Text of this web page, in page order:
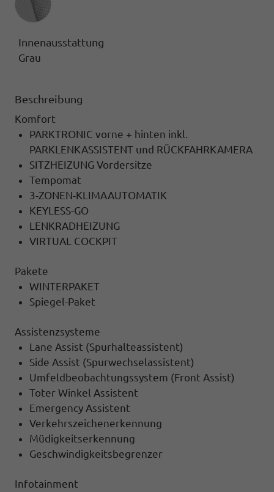
Innenausstattung
Grau
Beschreibung
Komfort
PARKTRONIC vorne + hinten inkl.
PARKLENKASSISTENT und RÜCKFAHRKAMERA
SITZHEIZUNG Vordersitze
Tempomat
3-ZONEN-KLIMAAUTOMATIK
KEYLESS-GO
LENKRADHEIZUNG
VIRTUAL COCKPIT
Pakete
WINTERPAKET
Spiegel-Paket
Assistenzsysteme
Lane Assist (Spurhalteassistent)
Side Assist (Spurwechselassistent)
Umfeldbeobachtungssystem (Front Assist)
Toter Winkel Assistent
Emergency Assistent
Verkehrszeichenerkennung
Müdigkeitserkennung
Geschwindigkeitsbegrenzer
Infotainment